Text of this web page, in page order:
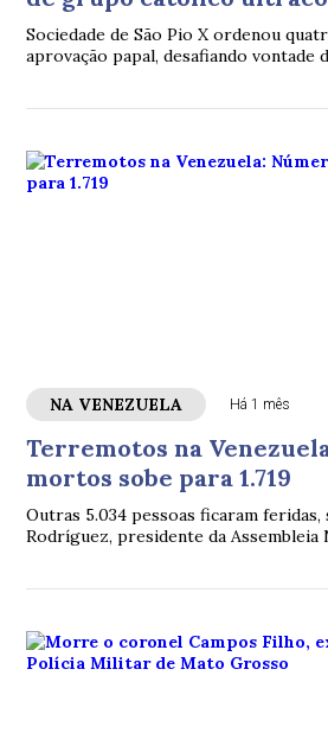
Sociedade de São Pio X ordenou
aprovação papal, desafiando vontade
NA VENEZUELA Há 1 mês
Terremotos na
mortos sobe para 1.719
Outras 5.034 pessoas ficaram
Rodríguez, presidente da Assembleia